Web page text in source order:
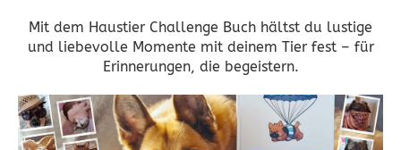
Mit dem Haustier Challenge Buch hältst du lustige
und liebevolle Momente mit deinem Tier fest – für
Erinnerungen, die begeistern.